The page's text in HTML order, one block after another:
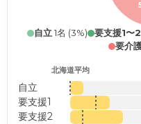
自立1名 (3%) 要支援1〜2
要介
北海道平均
自立
要支援1
要支援2